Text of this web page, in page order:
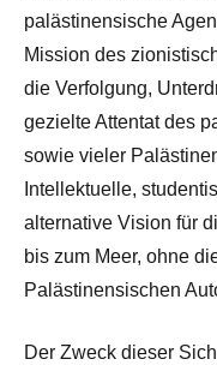
palästinensische
Mission des
die Verfolgung,
gezielte Attentat des
sowie vieler
Intellektuelle,
alternative Vision für
bis zum Meer, ohne
Palästinensischen
Der Zweck dieser